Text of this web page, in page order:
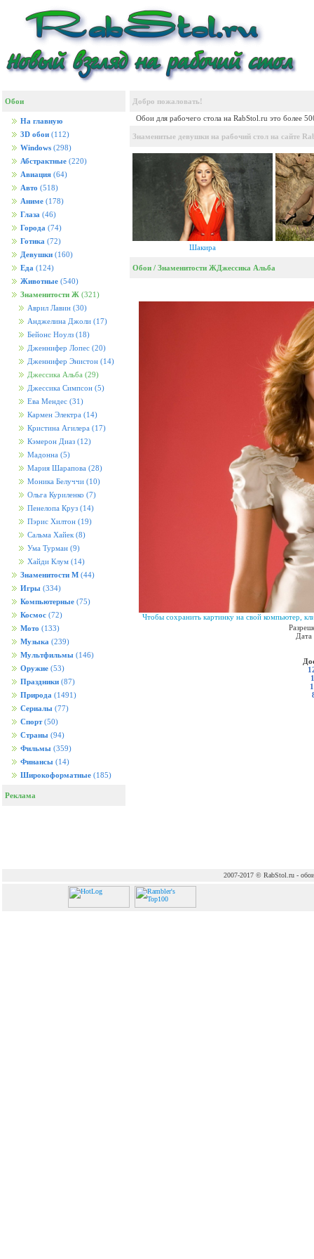
Обои
На главную
3D обои (112)
Windows (298)
Абстрактные (220)
Авиация (64)
Авто (518)
Аниме (178)
Глаза (46)
Города (74)
Готика (72)
Девушки (160)
Еда (124)
Животные (540)
Знаменитости Ж (321)
Аврил Лавин (30)
Анджелина Джоли (17)
Бейонс Ноулз (18)
Дженнифер Лопес (20)
Дженнифер Энистон (14)
Джессика Альба (29)
Джессика Симпсон (5)
Ева Мендес (31)
Кармен Электра (14)
Кристина Агилера (17)
Кэмерон Диаз (12)
Мадонна (5)
Мария Шарапова (28)
Моника Белуччи (10)
Ольга Куриленко (7)
Пенелопа Круз (14)
Пэрис Хилтон (19)
Сальма Хайек (8)
Ума Турман (9)
Хайди Клум (14)
Знаменитости М (44)
Игры (334)
Компьютерные (75)
Космос (72)
Мото (133)
Музыка (239)
Мультфильмы (146)
Оружие (53)
Праздники (87)
Природа (1491)
Сериалы (77)
Спорт (50)
Страны (94)
Фильмы (359)
Финансы (14)
Широкоформатные (185)
Реклама
Добро пожаловать!
Обои для рабочего стола на RabStol.ru это более
Знаменитые девушки на рабочий стол на сайте
Шакира
Обои / Знаменитости ЖДжессика Альба
Чтобы сохранить картинку на свой компьютер,
Дата
2007-2017 © RabStol.ru - обои